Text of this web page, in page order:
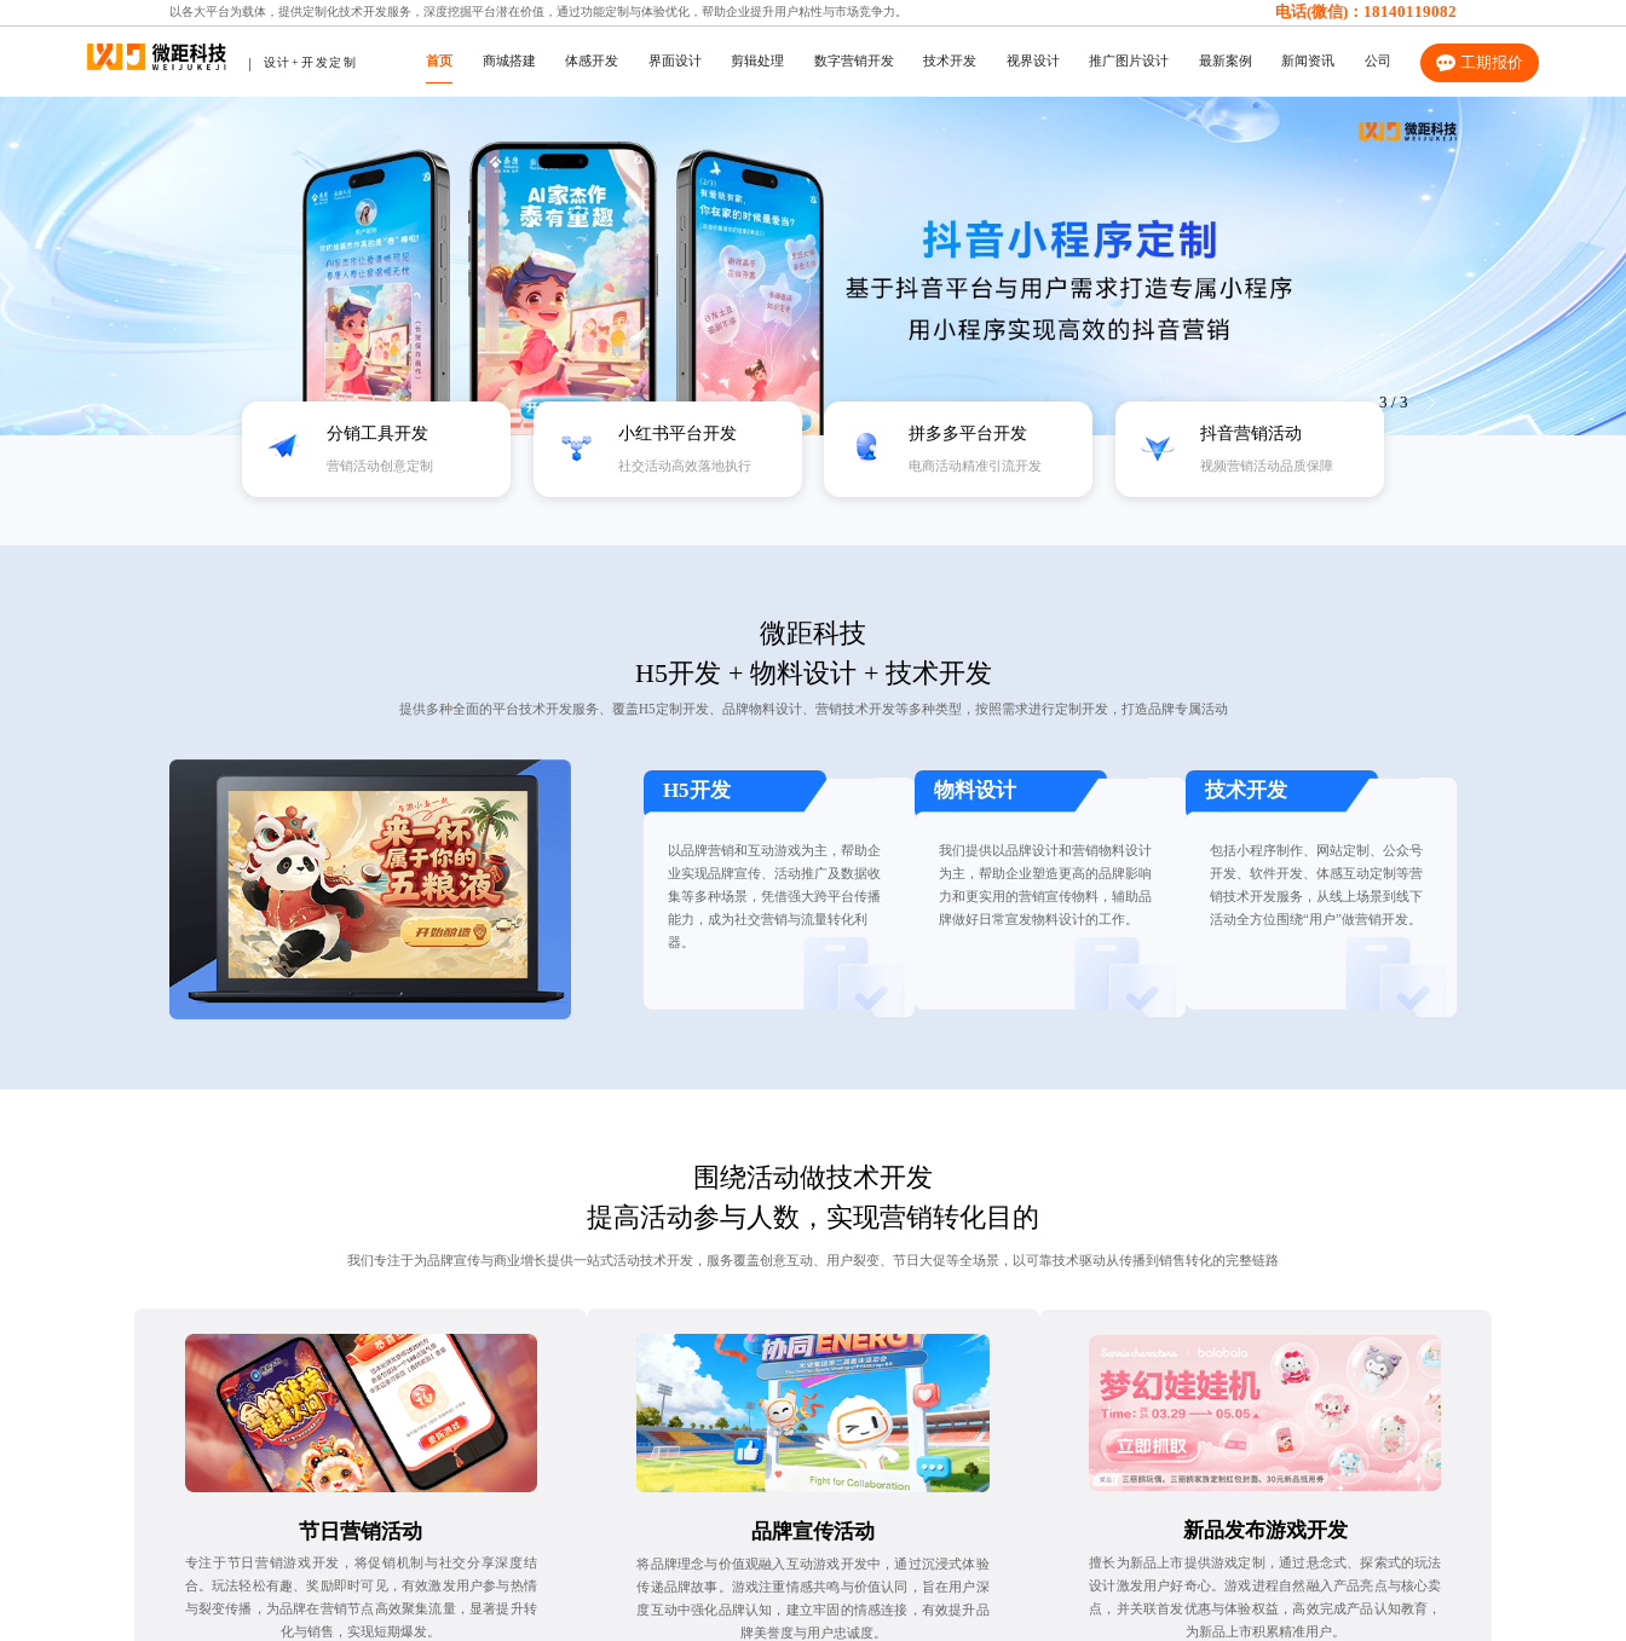
以各大平台为载体，提供定制化技术开发服务，深度挖掘平台潜在价值，通过功能定制与体验优化，帮助企业提升用户粘性与市场竞争力。 电话(微信)： 18140119082
设计+开发定制 首页 商城搭建 体感开发 界面设计 剪辑处理 数字营销开发 技术开发 视界设计 推广图片设计 最新案例 新闻资讯 公司 工期报价
1/3
分销工具开发
营销活动创意定制
小红书平台开发
社交活动高效落地执行
拼多多平台开发
电商活动精准引流开发
抖音营销活动
视频营销活动品质保障
微距科技
H5开发 + 物料设计 + 技术开发
提供多种全面的平台技术开发服务、覆盖H5定制开发、品牌物料设计、营销技术开发等多种类型，按照需求进行定制开发，打造品牌专属活动
H5开发
以品牌营销和互动游戏为主，帮助企
业实现品牌宣传、活动推广及数据收
集等多种场景，凭借强大跨平台传播
能力，成为社交营销与流量转化利
器。
物料设计
我们提供以品牌设计和营销物料设计
为主，帮助企业塑造更高的品牌影响
力和更实用的营销宣传物料，辅助品
牌做好日常宣发物料设计的工作。
技术开发
包括小程序制作、网站定制、公众号
开发、软件开发、体感互动定制等营
销技术开发服务，从线上场景到线下
活动全方位围绕“用户”做营销开发。
围绕活动做技术开发
提高活动参与人数，实现营销转化目的
我们专注于为品牌宣传与商业增长提供一站式活动技术开发，服务覆盖创意互动、用户裂变、节日大促等全场景，以可靠技术驱动从传播到销售转化的完整链路
节日营销活动
专注于节日营销游戏开发，将促销机制与社交分享深度结
合。玩法轻松有趣、奖励即时可见，有效激发用户参与热情
与裂变传播，为品牌在营销节点高效聚集流量，显著提升转
化与销售，实现短期爆发。
品牌宣传活动
将品牌理念与价值观融入互动游戏开发中，通过沉浸式体验
传递品牌故事。游戏注重情感共鸣与价值认同，旨在用户深
度互动中强化品牌认知，建立牢固的情感连接，有效提升品
牌美誉度与用户忠诚度。
新品发布游戏开发
擅长为新品上市提供游戏定制，通过悬念式、探索式的玩法
设计激发用户好奇心。游戏进程自然融入产品亮点与核心卖
点，并关联首发优惠与体验权益，高效完成产品认知教育，
为新品上市积累精准用户。